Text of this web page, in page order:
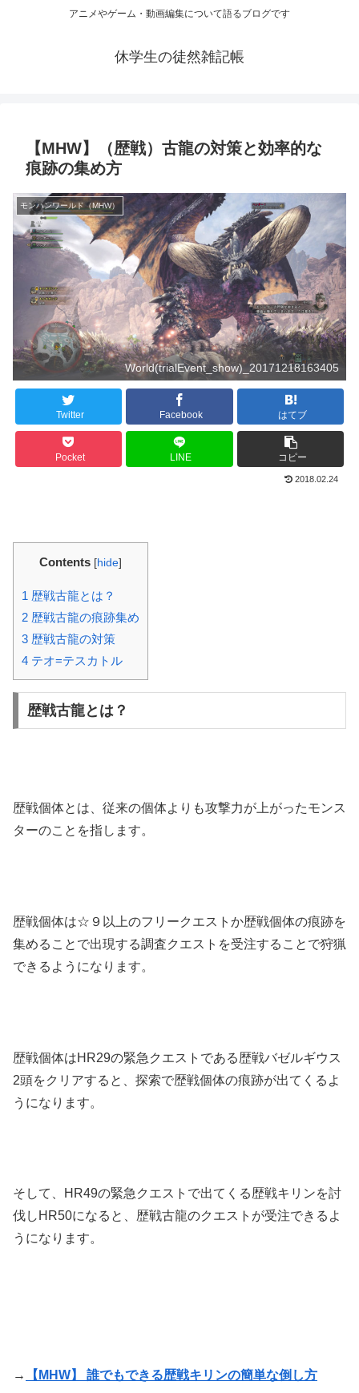
アニメやゲーム・動画編集について語るブログです
休学生の徒然雑記帳
【MHW】（歴戦）古龍の対策と効率的な
痕跡の集め方
モンハンワールド（MHW）
World(trialEvent_show)_20171218163405
Twitter Facebook はてブ
Pocket LINE コピー
2018.02.24
Contents [hide]
1 歴戦古龍とは？
2 歴戦古龍の痕跡集め
3 歴戦古龍の対策
4 テオ=テスカトル
歴戦古龍とは？
歴戦個体とは、従来の個体よりも攻撃力が上がったモンス
ターのことを指します。
歴戦個体は☆９以上のフリークエストか歴戦個体の痕跡を
集めることで出現する調査クエストを受注することで狩猟
できるようになります。
歴戦個体はHR29の緊急クエストである歴戦バゼルギウス
2頭をクリアすると、探索で歴戦個体の痕跡が出てくるよ
うになります。
そして、HR49の緊急クエストで出てくる歴戦キリンを討
伐しHR50になると、歴戦古龍のクエストが受注できるよ
うになります。
→ 【MHW】 誰でもできる歴戦キリンの簡単な倒し方